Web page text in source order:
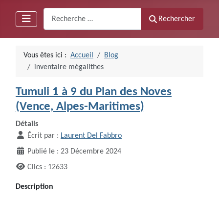
Rechercher
Vous êtes ici : Accueil
Blog
inventaire mégalithes
Tumuli 1 à 9 du Plan des Noves
(Vence, Alpes-Maritimes)
Détails
Écrit par : Laurent Del Fabbro
Publié le : 23 Décembre 2024
Clics : 12633
Description